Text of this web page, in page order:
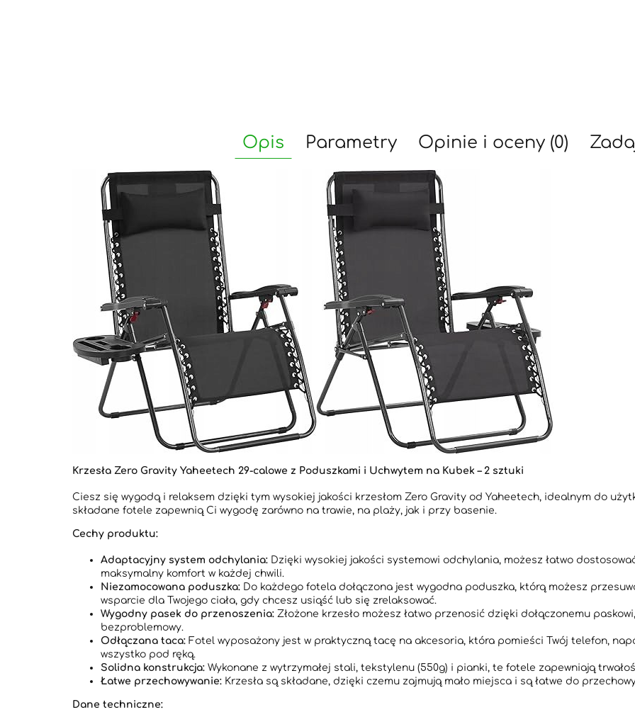
Opis Parametry Opinie i oceny (0)
Krzesła Zero Gravity Yaheetech 29-calowe z Poduszkami i Uchwytem na Kubek – 2 sztuki
Ciesz się wygodą i relaksem dzięki tym wysokiej jakości krzesłom Zero Gravity od Yaheetech, idealnym do
składane fotele zapewnią Ci wygodę zarówno na trawie, na plaży, jak i przy basenie.
Cechy produktu:
Adaptacyjny system odchylania: Dzięki wysokiej jakości systemowi odchylania, możesz łatwo
maksymalny komfort w każdej chwili.
Niezamocowana poduszka: Do każdego fotela dołączona jest wygodna poduszka, którą możesz
wsparcie dla Twojego ciała, gdy chcesz usiąść lub się zrelaksować.
Wygodny pasek do przenoszenia: Złożone krzesło możesz łatwo przenosić dzięki dołączonemu
bezproblemowy.
Odłączana taca: Fotel wyposażony jest w praktyczną tacę na akcesoria, która pomieści Twój telefon,
wszystko pod ręką.
Solidna konstrukcja: Wykonane z wytrzymałej stali, tekstylenu (550g) i pianki, te fotele zapewniają
Łatwe przechowywanie: Krzesła są składane, dzięki czemu zajmują mało miejsca i są łatwe do
Dane techniczne: